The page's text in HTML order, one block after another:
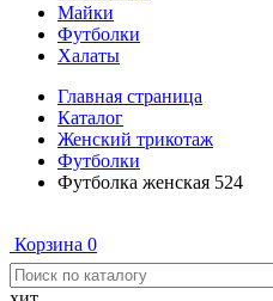
Майки
Футболки
Халаты
Главная страница
Каталог
Женский трикотаж
Футболки
Футболка женская 524
Корзина 0